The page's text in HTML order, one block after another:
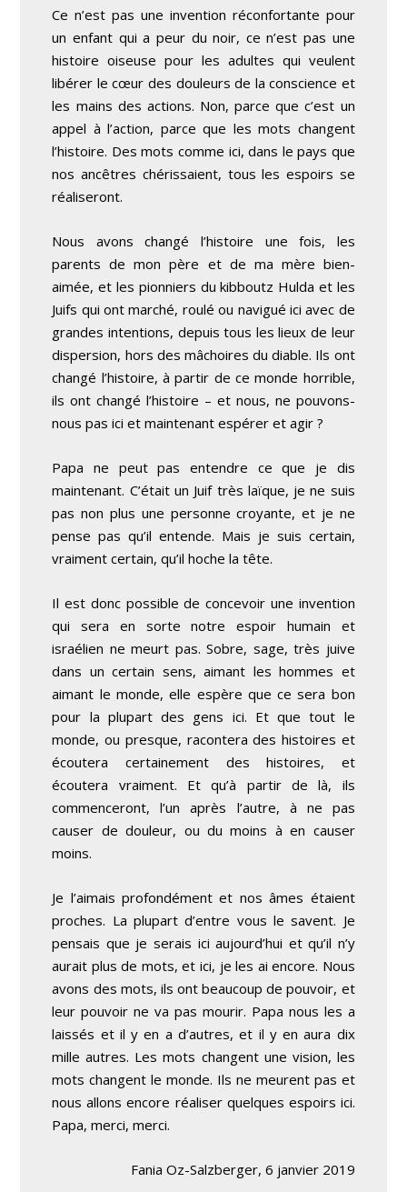
Ce n’est pas une invention réconfortante pour
un enfant qui a peur du noir, ce n’est pas une
histoire oiseuse pour les adultes qui veulent
libérer le cœur des douleurs de la conscience et
les mains des actions. Non, parce que c’est un
appel à l’action, parce que les mots changent
l’histoire. Des mots comme ici, dans le pays que
nos ancêtres chérissaient, tous les espoirs se
réaliseront.
Nous avons changé l’histoire une fois, les
parents de mon père et de ma mère bien-
aimée, et les pionniers du kibboutz Hulda et les
Juifs qui ont marché, roulé ou navigué ici avec de
grandes intentions, depuis tous les lieux de leur
dispersion, hors des mâchoires du diable. Ils ont
changé l’histoire, à partir de ce monde horrible,
ils ont changé l’histoire – et nous, ne pouvons-
nous pas ici et maintenant espérer et agir ?
Papa ne peut pas entendre ce que je dis
maintenant. C’était un Juif très laïque, je ne suis
pas non plus une personne croyante, et je ne
pense pas qu’il entende. Mais je suis certain,
vraiment certain, qu’il hoche la tête.
Il est donc possible de concevoir une invention
qui sera en sorte notre espoir humain et
israélien ne meurt pas. Sobre, sage, très juive
dans un certain sens, aimant les hommes et
aimant le monde, elle espère que ce sera bon
pour la plupart des gens ici. Et que tout le
monde, ou presque, racontera des histoires et
écoutera certainement des histoires, et
écoutera vraiment. Et qu’à partir de là, ils
commenceront, l’un après l’autre, à ne pas
causer de douleur, ou du moins à en causer
moins.
Je l’aimais profondément et nos âmes étaient
proches. La plupart d’entre vous le savent. Je
pensais que je serais ici aujourd’hui et qu’il n’y
aurait plus de mots, et ici, je les ai encore. Nous
avons des mots, ils ont beaucoup de pouvoir, et
leur pouvoir ne va pas mourir. Papa nous les a
laissés et il y en a d’autres, et il y en aura dix
mille autres. Les mots changent une vision, les
mots changent le monde. Ils ne meurent pas et
nous allons encore réaliser quelques espoirs ici.
Papa, merci, merci.
Fania Oz-Salzberger, 6 janvier 2019